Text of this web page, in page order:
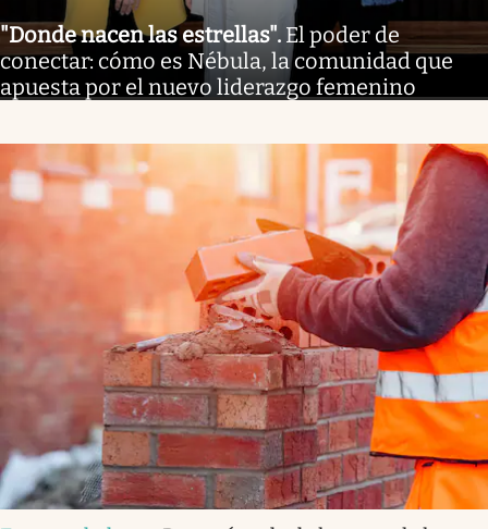
"Donde nacen las estrellas". El poder de
conectar: cómo es Nébula, la comunidad que
apuesta por el nuevo liderazgo femenino